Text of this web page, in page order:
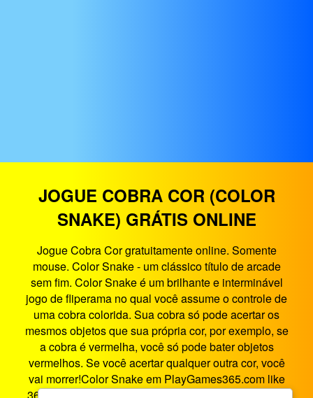
JOGUE COBRA COR (COLOR
SNAKE) GRÁTIS ONLINE
Jogue Cobra Cor gratuitamente online. Somente
mouse. Color Snake - um clássico título de arcade
sem fim. Color Snake é um brilhante e interminável
jogo de fliperama no qual você assume o controle de
uma cobra colorida. Sua cobra só pode acertar os
mesmos objetos que sua própria cor, por exemplo, se
a cobra é vermelha, você só pode bater objetos
vermelhos. Se você acertar qualquer outra cor, você
vai morrer!Color Snake em PlayGames365.com like